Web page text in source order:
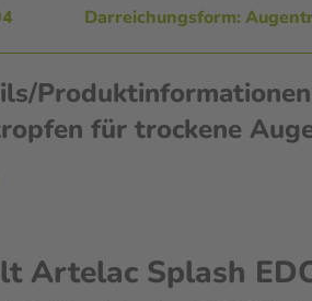
Darreichungsform:
für trockene
Artelac Splash